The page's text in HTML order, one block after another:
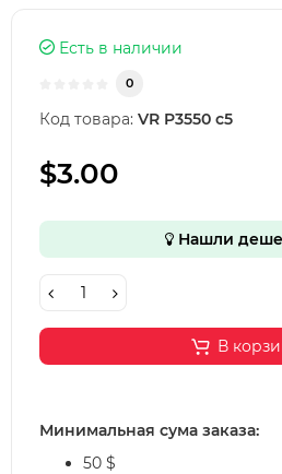
Есть в наличии
0
Код товара: VR P3550 c5
$3.00
Нашли
В
Минимальная сума заказа:
50 $